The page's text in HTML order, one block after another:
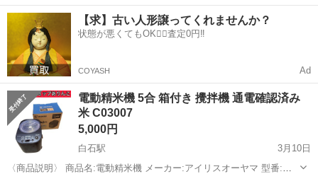
北海道 赤平市 茂尻駅 キッチン家電
【求】古い人形譲ってくれませんか？
状態が悪くてもOK🙆‍♀️査定0円‼️
COYASH Ad
電動精米機 5合 箱付き 攪拌機 通電確認済み
米 C03007
5,000円
白石駅
3月10日
〈商品説明〉 商品名:電動精米機 メーカー:アイリスオーヤマ 型番: